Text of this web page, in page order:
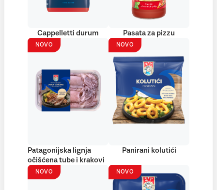
Cappelletti durum Pasata za pizzu
NOVO
Patagonijska lignja
očišćena tube i krakovi
NOVO
Panirani kolutići
NOVO NOVO